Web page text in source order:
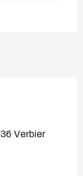
Verbier